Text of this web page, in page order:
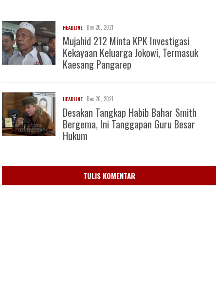
HEADLINE Dec 20, 2021
Mujahid 212 Minta KPK Investigasi
Kekayaan Keluarga Jokowi, Termasuk
Kaesang Pangarep
HEADLINE Dec 20, 2021
Desakan Tangkap Habib Bahar Smith
Bergema, Ini Tanggapan Guru Besar
Hukum
TULIS KOMENTAR